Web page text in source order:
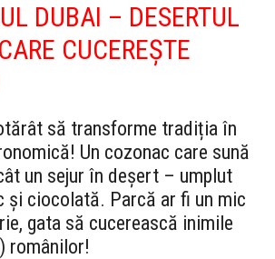
DUBAI – DESERTUL
CUCEREȘTE
să transforme tradiția în
Un cozonac care sună
un sejur în deșert – umplut
și ciocolată. Parcă ar fi un mic
gata să cucerească inimile
românilor!